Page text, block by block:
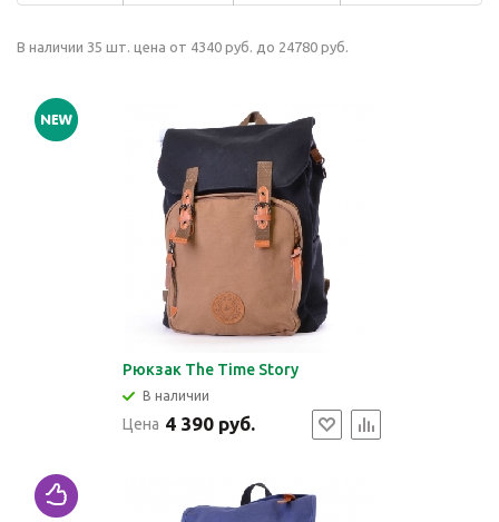
В наличии 35 шт. цена от 4340 руб. до 24780 руб.
Рюкзак The Time Story
В наличии
Цена 4 390 руб.